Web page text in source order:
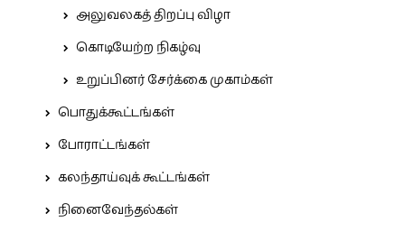
அலுவலகத் திறப்பு விழா
கொடியேற்ற நிகழ்வு
உறுப்பினர் சேர்க்கை முகாம்கள்
பொதுக்கூட்டங்கள்
போராட்டங்கள்
கலந்தாய்வுக் கூட்டங்கள்
நினைவேந்தல்கள்